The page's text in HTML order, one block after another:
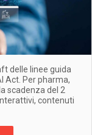
delle linee guida
Act. Per pharma,
scadenza del 2
contenuti